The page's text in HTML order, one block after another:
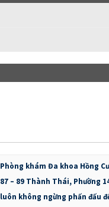
Phòng khám Đa khoa Hồng
87 – 89 Thành Thái, Phường
luôn không ngừng phấn đấu